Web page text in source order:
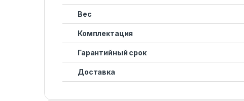
Вес
Комплектация
Гарантийный срок
Доставка